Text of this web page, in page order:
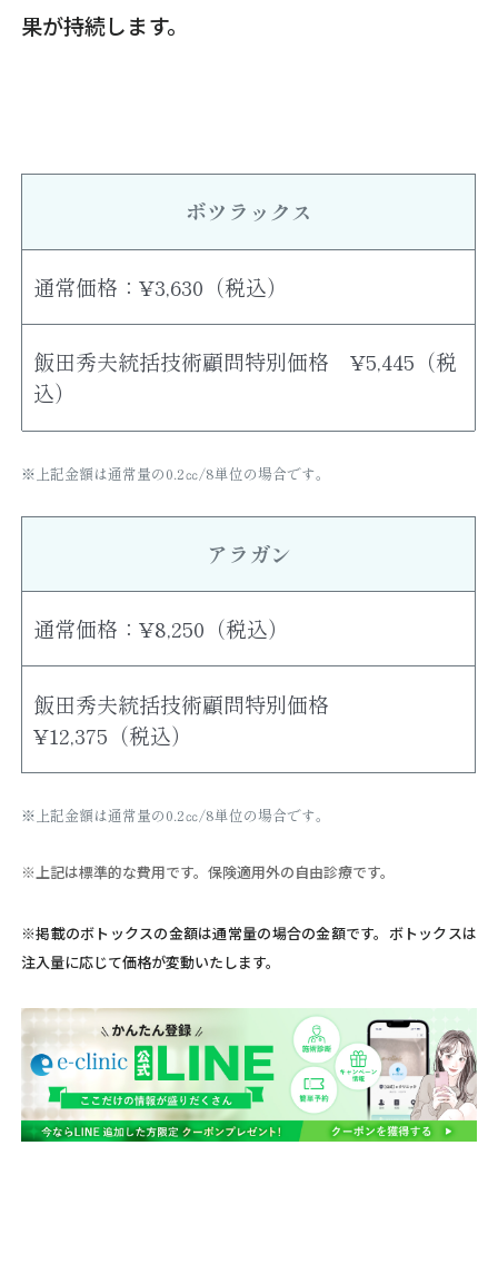
果が持続します。
ボツラックス
通常価格：¥3,630（税込）
飯田秀夫統括技術顧問特別価格 ¥5,445（税
込）
※上記金額は通常量の0.2㏄/8単位の場合です。
アラガン
通常価格：¥8,250（税込）
飯田秀夫統括技術顧問特別価格
¥12,375（税込）
※上記金額は通常量の0.2㏄/8単位の場合です。
※上記は標準的な費用です。保険適用外の自由診療です。
※掲載のボトックスの金額は通常量の場合の金額です。ボトックスは
注入量に応じて価格が変動いたします。